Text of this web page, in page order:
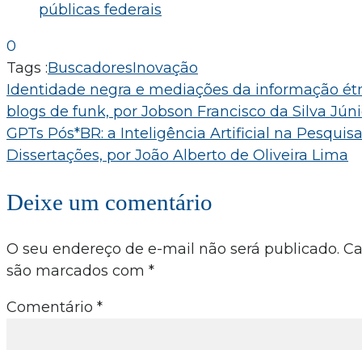
públicas federais
0
Tags :BuscadoresInovação
Navegação
de
Post
Identidade negra e mediações da informação
blogs de funk, por Jobson Francisco da Silva
GPTs Pós*BR: a Inteligência Artificial na
Dissertações, por João Alberto de Oliveira Lima
Deixe um comentário
O seu endereço de e-mail não será publicado.
são marcados com *
Comentário *